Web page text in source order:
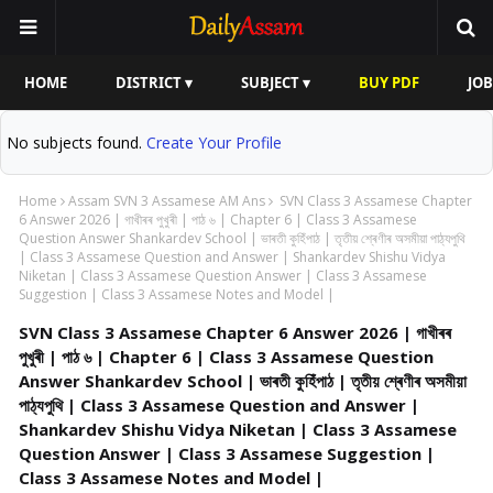
HOME DISTRICT ▾ SUBJECT ▾ BUY PDF
No subjects found. Create Your Profile
Home Assam SVN 3 Assamese AM Ans
SVN Class 3 Assamese Chapter
6 Answer 2026 | গাখীৰৰ পুখুৰী | পাঠ ৬ | Chapter 6 | Class 3 Assamese
Question Answer Shankardev School | ভাৰতী কুহিঁপাঠ | তৃতীয় শ্ৰেণীৰ অসমীয়া পাঠ্যপুথি
| Class 3 Assamese Question and Answer | Shankardev Shishu Vidya
Niketan | Class 3 Assamese Question Answer | Class 3 Assamese
Suggestion | Class 3 Assamese Notes and Model |
SVN Class 3 Assamese Chapter 6 Answer 2026 | গাখীৰৰ
পুখুৰী | পাঠ ৬ | Chapter 6 | Class 3 Assamese Question
Answer Shankardev School | ভাৰতী কুহিঁপাঠ | তৃতীয় শ্ৰেণীৰ অসমীয়া
পাঠ্যপুথি | Class 3 Assamese Question and Answer |
Shankardev Shishu Vidya Niketan | Class 3 Assamese
Question Answer | Class 3 Assamese Suggestion |
Class 3 Assamese Notes and Model |